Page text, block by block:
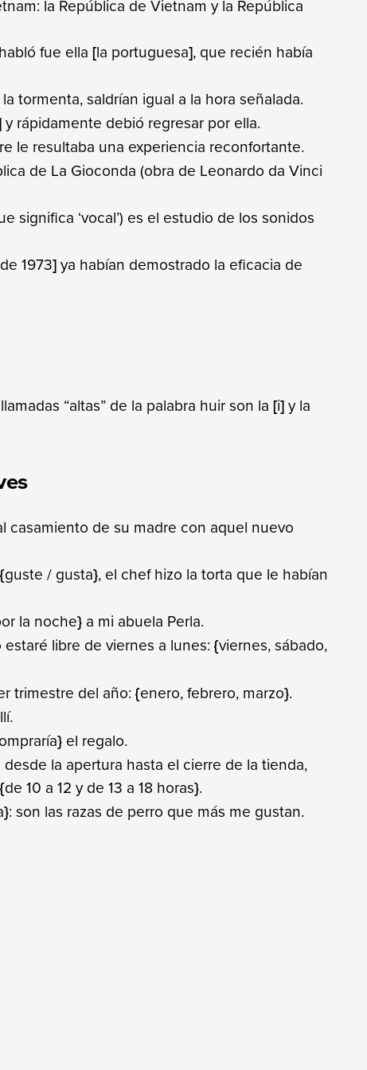
la República de Vietnam y la República
fue ella[la portuguesa], que recién había
la tormenta, saldrían igual a la hora señalada.
y rápidamente debió regresar por ella.
le resultaba una experiencia reconfortante.
de La Gioconda (obra de Leonardo da Vinci
significa ‘vocal’) es el estudio de los sonidos
de 1973]ya habían demostrado la eficacia de
“altas” de la palabra huir son la[i]y la
casamiento de su madre con aquel nuevo
{guste / gusta}, el chef hizo la torta que le habían
la noche} a mi abuela Perla.
libre de viernes a lunes:{viernes, sábado,
trimestre del año:{enero, febrero, marzo}.
} el regalo.
la apertura hasta el cierre de la tienda,
{de 10 a 12 y de 13 a 18 horas}.
}: son las razas de perro que más me gustan.